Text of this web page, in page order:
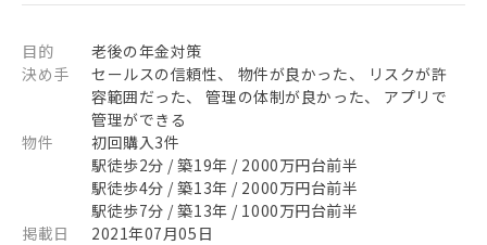
目的
老後の年金対策
決め手
セールスの信頼性、 物件が良かった、 リスクが許
容範囲だった、 管理の体制が良かった、 アプリで
管理ができる
物件
初回購入3件
駅徒歩2分 / 築19年 / 2000万円台前半
駅徒歩4分 / 築13年 / 2000万円台前半
駅徒歩7分 / 築13年 / 1000万円台前半
掲載日
2021年07月05日